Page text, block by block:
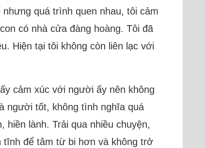
quá trình quen nhau, tôi cảm
có nhà cửa đàng hoàng. Tôi đã
Hiện tại tôi không còn liên lạc với
cảm xúc với người ấy nên không
người tốt, không tình nghĩa quá
lành. Trải qua nhiều chuyện,
tĩnh để tâm từ bi hơn và không trở